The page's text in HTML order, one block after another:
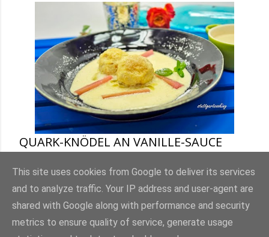
QUARK-KNÖDEL AN VANILLE-SAUCE
GEDÜNSTETE RHABARBER-STÜCKE
Teilen 1 Kommentar
This site uses cookies from Google to deliver its services
and to analyze traffic. Your IP address and user-agent are
shared with Google along with performance and security
metrics to ensure quality of service, generate usage